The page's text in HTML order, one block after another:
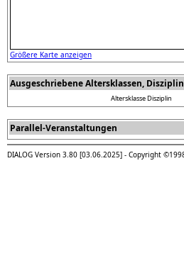
Größere Karte anzeigen
Ausgeschriebene Altersklassen,
AltersklasseDisziplin
Parallel-Veranstaltungen
DIALOG Version 3.80 [03.06.2025] - Copyright